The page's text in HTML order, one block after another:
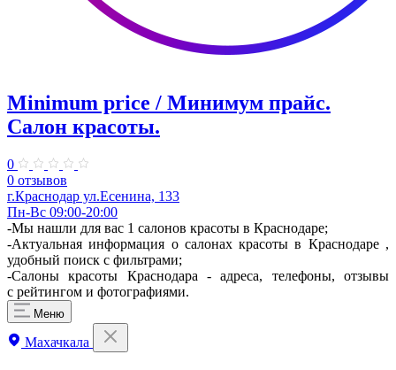
Minimum price / Минимум прайс.
Салон красоты.
0
0 отзывов
г.Краснодар ул.Есенина, 133
Пн-Вс 09:00-20:00
-Мы нашли для вас 1 салонов красоты в Краснодаре;
-Актуальная информация о салонах красоты в Краснодаре ,
удобный поиск с фильтрами;
-Салоны красоты Краснодара - адреса, телефоны, отзывы
с рейтингом и фотографиями.
Меню
Махачкала